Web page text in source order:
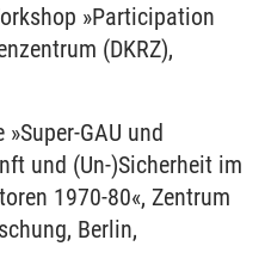
»Participation
(DKRZ),
GAU und
und (Un-)Sicherheit im
1970-80«, Zentrum
Berlin,